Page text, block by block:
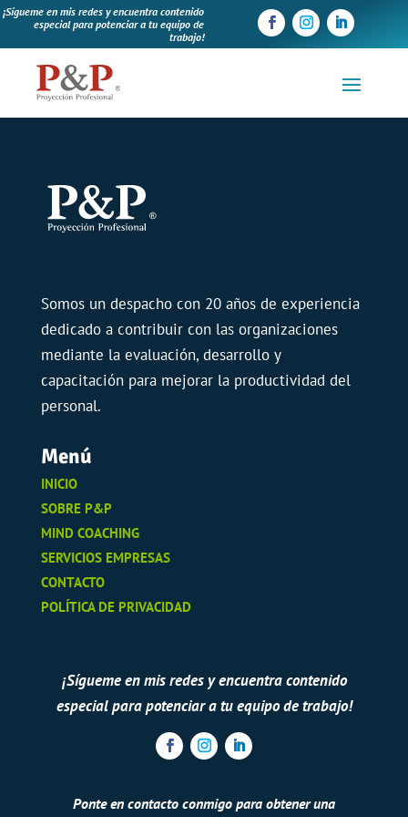
¡Sígueme en mis redes y encuentra contenido
especial para potenciar a tu equipo de
trabajo!
Somos un despacho con 20 años de experiencia
dedicado a contribuir con las organizaciones
mediante la evaluación, desarrollo y
capacitación para mejorar la productividad del
personal.
Menú
INICIO
SOBRE P&P
MIND COACHING
SERVICIOS EMPRESAS
CONTACTO
POLÍTICA DE PRIVACIDAD
¡Sígueme en mis redes y encuentra contenido
especial para potenciar a tu equipo de trabajo!
Ponte en contacto conmigo para obtener una